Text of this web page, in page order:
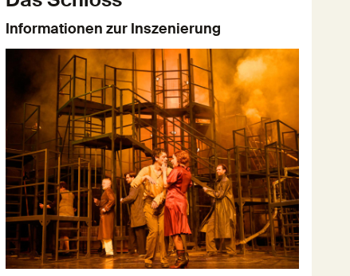
Informationen zur Inszenierung